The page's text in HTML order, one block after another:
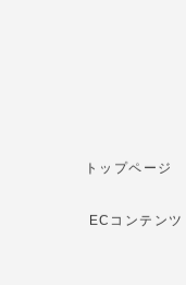
トップページ
ECコンテンツ